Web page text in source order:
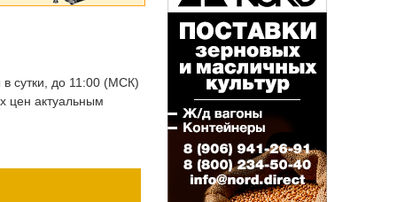
сутки, до 11:00 (МСК)
цен актуальным